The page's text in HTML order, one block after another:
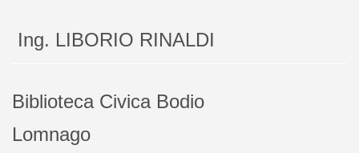
Ing. LIBORIO RINALDI
Biblioteca Civica Bodio
Lomnago